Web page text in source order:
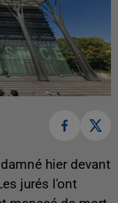
hier devant
jurés l'ont